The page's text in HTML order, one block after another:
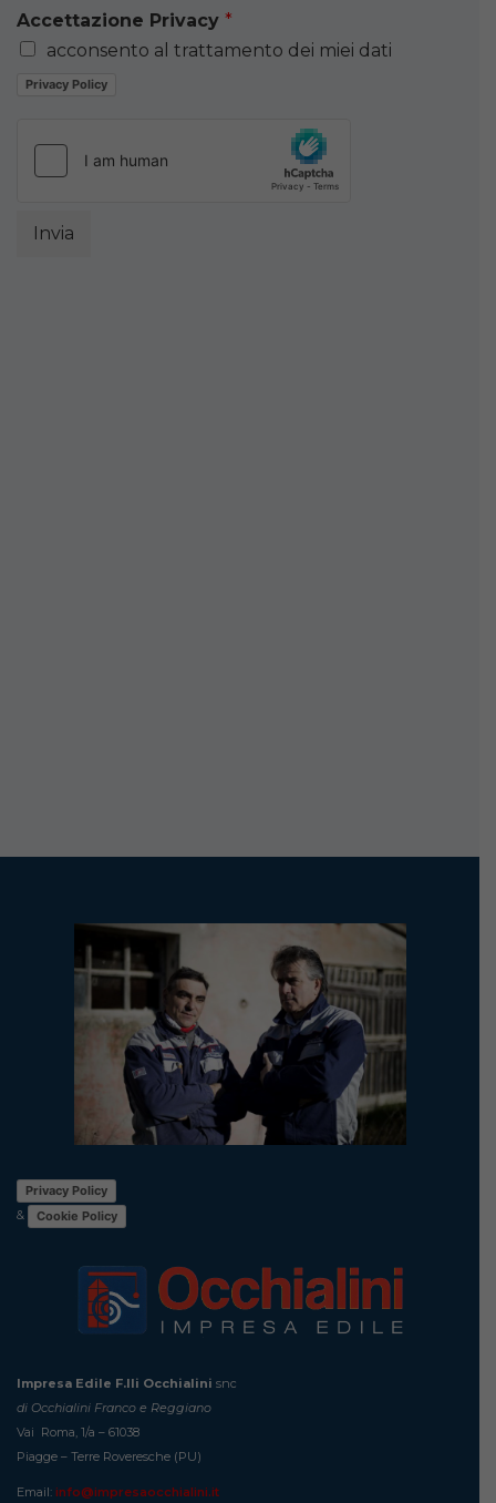
Accettazione Privacy *
acconsento al trattamento dei miei dati
Privacy Policy
Invia
Privacy Policy
&
Cookie Policy
Impresa Edile F.lli Occhialini snc
di Occhialini Franco e Reggiano
Vai Roma, 1/a – 61038
Piagge – Terre Roveresche (PU)
Email: info@impresaocchialini.it